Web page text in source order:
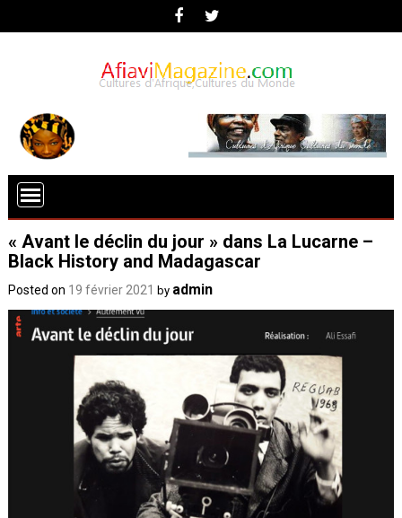
« Avant le déclin du jour » dans La Lucarne –
Black History and Madagascar
Posted on 19 février 2021 by admin